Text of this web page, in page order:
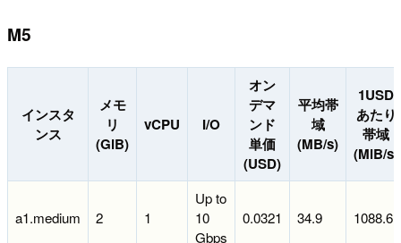
M5
インスタ
ンス
メモ
リ
(GiB)
vCPU I/O
オン
デマ
ンド
単価
(USD)
平均帯
域
(MB/s)
1USD
あたり
帯域
(MiB/s)
a1.medium 2 1
Up to
10
Gbps
0.0321 34.9 1088.6